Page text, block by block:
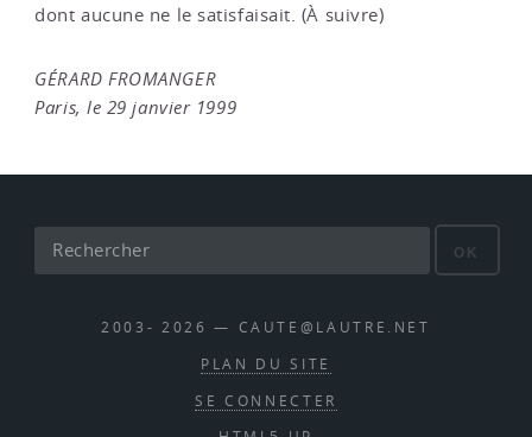
dont aucune ne le satisfaisait. (À suivre)
GÉRARD FROMANGER
Paris, le 29 janvier 1999
OK
2003- 2026 — CAUTE@LAUTRE.NET
PLAN DU SITE
SE CONNECTER